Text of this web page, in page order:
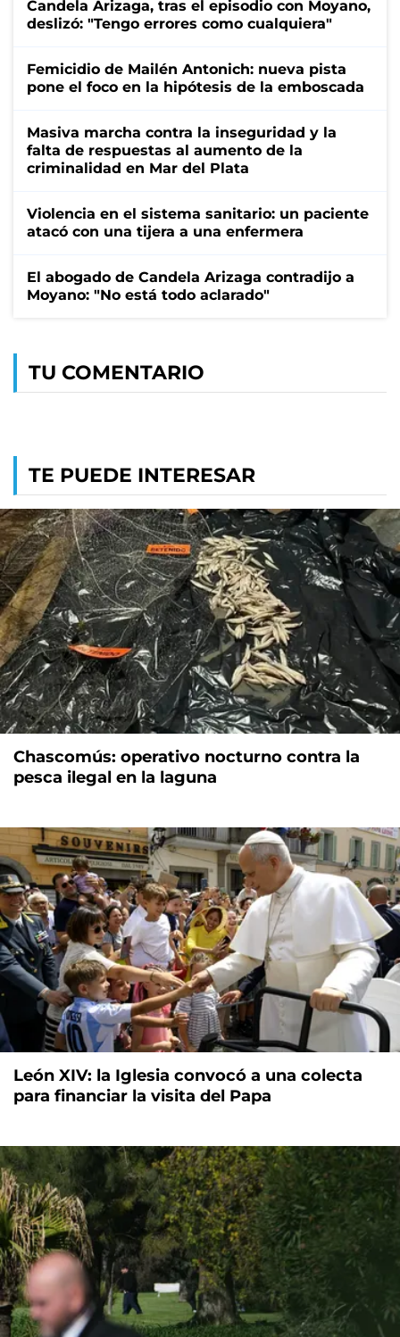
Candela Arizaga, tras el episodio con Moyano,
deslizó: "Tengo errores como cualquiera"
Femicidio de Mailén Antonich: nueva pista
pone el foco en la hipótesis de la emboscada
Masiva marcha contra la inseguridad y la
falta de respuestas al aumento de la
criminalidad en Mar del Plata
Violencia en el sistema sanitario: un paciente
atacó con una tijera a una enfermera
El abogado de Candela Arizaga contradijo a
Moyano: "No está todo aclarado"
TU COMENTARIO
TE PUEDE INTERESAR
Chascomús: operativo nocturno contra la
pesca ilegal en la laguna
León XIV: la Iglesia convocó a una colecta
para financiar la visita del Papa